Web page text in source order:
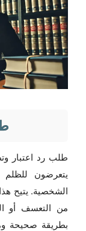
طلب رد اعتبار
يتعرضون للظلم
الشخصية. يتيح
من التعسف أو
بطريقة صحيحة